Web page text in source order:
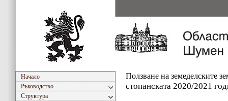
Начало
Ръководство
Структура
Ползване на земеделските
стопанската 2020/2021